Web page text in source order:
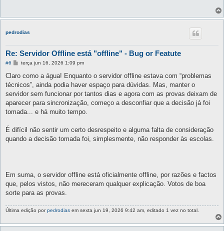
m
pedrodias
Re: Servidor Offline está "offline" - Bug or Featute
#6
M
n
a
g
m
terça jun 16, 2026 1:09 pm
Claro como a água! Enquanto o servidor offline estava com “problemas
técnicos”, ainda podia haver espaço para dúvidas. Mas, manter o
servidor sem funcionar por tantos dias e agora com as provas deixam de
aparecer para sincronização, começo a desconfiar que a decisão já foi
tomada... e há muito tempo.
É difícil não sentir um certo desrespeito e alguma falta de consideração
quando a decisão tomada foi, simplesmente, não responder às escolas.
Em suma, o servidor offline está oficialmente offline, por razões e factos
que, pelos vistos, não mereceram qualquer explicação. Votos de boa
sorte para as provas.
Última edição porpedrodias em sexta jun 19, 2026 9:42 am, editado 1 vez no total.